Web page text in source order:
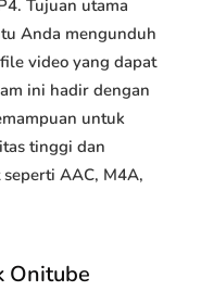
Tujuan utama
Anda mengunduh
video yang dapat
ini hadir dengan
untuk
tinggi dan
AAC, M4A,
Onitube